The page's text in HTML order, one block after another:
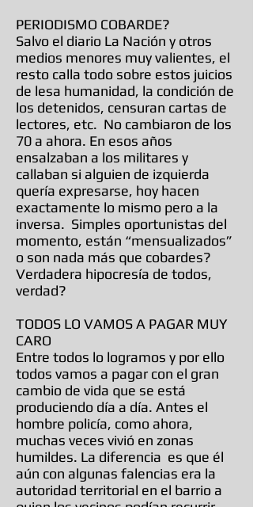
PERIODISMO COBARDE?
Salvo el diario La Nación y otros
medios menores muy valientes, el
resto calla todo sobre estos juicios
de lesa humanidad, la condición de
los detenidos, censuran cartas de
lectores, etc. No cambiaron de los
70 a ahora. En esos años
ensalzaban a los militares y
callaban si alguien de izquierda
quería expresarse, hoy hacen
exactamente lo mismo pero a la
inversa. Simples oportunistas del
momento, están “mensualizados”
o son nada más que cobardes?
Verdadera hipocresía de todos,
verdad?
TODOS LO VAMOS A PAGAR MUY
CARO
Entre todos lo logramos y por ello
todos vamos a pagar con el gran
cambio de vida que se está
produciendo día a día. Antes el
hombre policía, como ahora,
muchas veces vivió en zonas
humildes. La diferencia es que él
aún con algunas falencias era la
autoridad territorial en el barrio a